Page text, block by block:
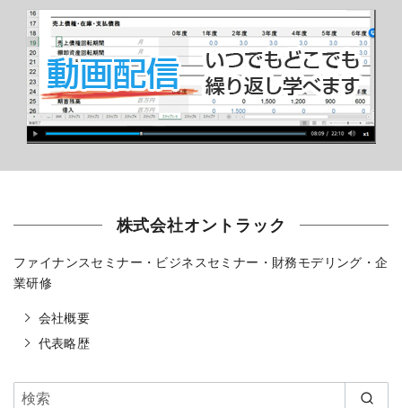
株式会社オントラック
ファイナンスセミナー・ビジネスセミナー・財務モデリング・企
業研修
会社概要
代表略歴